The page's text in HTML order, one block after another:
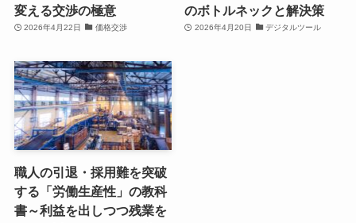
変える交渉の極意
2026年4月22日 価格交渉
のボトルネックと解決策
2026年4月20日 デジタルツール
職人の引退・採用難を突破
する「労働生産性」の教科
書～利益を出しつつ残業を